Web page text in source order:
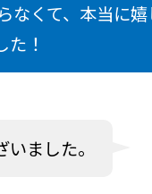
なくて、本当に
！
ました。